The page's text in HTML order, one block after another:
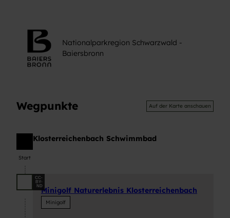
Nationalparkregion Schwarzwald -
Baiersbronn
Wegpunkte Auf der Karte anschauen
Start
Klosterreichenbach Schwimmbad
CC-
BY-
NDMinigolf Naturerlebnis Klosterreichenbach
Minigolf